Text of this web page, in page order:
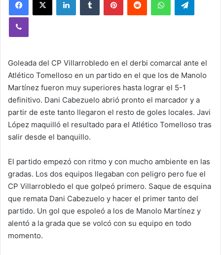
Goleada del CP Villarrobledo en el derbi comarcal ante el
Atlético Tomelloso en un partido en el que los de Manolo
Martínez fueron muy superiores hasta lograr el 5-1
definitivo. Dani Cabezuelo abrió pronto el marcador y a
partir de este tanto llegaron el resto de goles locales. Javi
López maquilló el resultado para el Atlético Tomelloso tras
salir desde el banquillo.
El partido empezó con ritmo y con mucho ambiente en las
gradas. Los dos equipos llegaban con peligro pero fue el
CP Villarrobledo el que golpeó primero. Saque de esquina
que remata Dani Cabezuelo y hacer el primer tanto del
partido. Un gol que espoleó a los de Manolo Martínez y
alentó a la grada que se volcó con su equipo en todo
momento.